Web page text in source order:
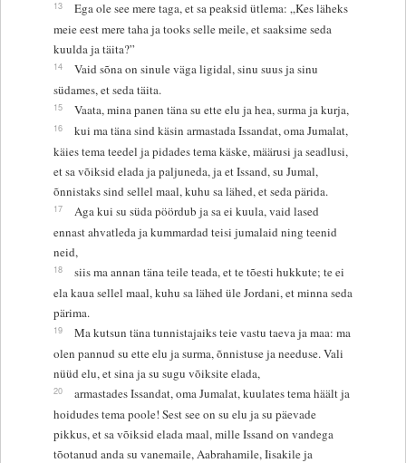
13
Ega ole see mere taga, et sa peaksid ütlema: „Kes läheks
meie eest mere taha ja tooks selle meile, et saaksime seda
kuulda ja täita?”
14
Vaid sõna on sinule väga ligidal, sinu suus ja sinu
südames, et seda täita.
15 Vaata, mina panen täna su ette elu ja hea, surma ja kurja,
16
kui ma täna sind käsin armastada Issandat, oma Jumalat,
käies tema teedel ja pidades tema käske, määrusi ja seadlusi,
et sa võiksid elada ja paljuneda, ja et Issand, su Jumal,
õnnistaks sind sellel maal, kuhu sa lähed, et seda pärida.
17
Aga kui su süda pöördub ja sa ei kuula, vaid lased
ennast ahvatleda ja kummardad teisi jumalaid ning teenid
neid,
18
siis ma annan täna teile teada, et te tõesti hukkute; te ei
ela kaua sellel maal, kuhu sa lähed üle Jordani, et minna seda
pärima.
19
Ma kutsun täna tunnistajaiks teie vastu taeva ja maa: ma
olen pannud su ette elu ja surma, õnnistuse ja needuse. Vali
nüüd elu, et sina ja su sugu võiksite elada,
20
armastades Issandat, oma Jumalat, kuulates tema häält ja
hoidudes tema poole! Sest see on su elu ja su päevade
pikkus, et sa võiksid elada maal, mille Issand on vandega
tõotanud anda su vanemaile, Aabrahamile, Iisakile ja